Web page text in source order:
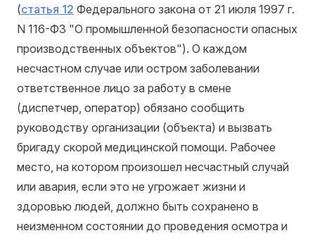
(статья 12 Федерального закона от 21 июля 1997 г.
N 116-ФЗ "О промышленной безопасности опасных
производственных объектов"). О каждом
несчастном случае или остром заболевании
ответственное лицо за работу в смене
(диспетчер, оператор) обязано сообщить
руководству организации (объекта) и вызвать
бригаду скорой медицинской помощи. Рабочее
место, на котором произошел несчастный случай
или авария, если это не угрожает жизни и
здоровью людей, должно быть сохранено в
неизменном состоянии до проведения осмотра и